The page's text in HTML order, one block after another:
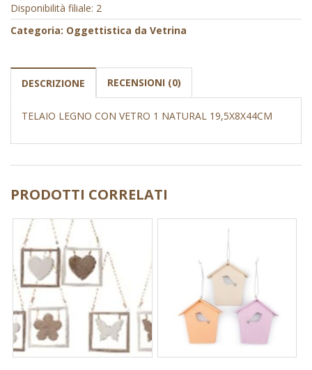
Disponibilità filiale: 2
Categoria: Oggettistica da Vetrina
DESCRIZIONE RECENSIONI (0)
TELAIO LEGNO CON VETRO 1 NATURAL 19,5X8X44CM
PRODOTTI CORRELATI